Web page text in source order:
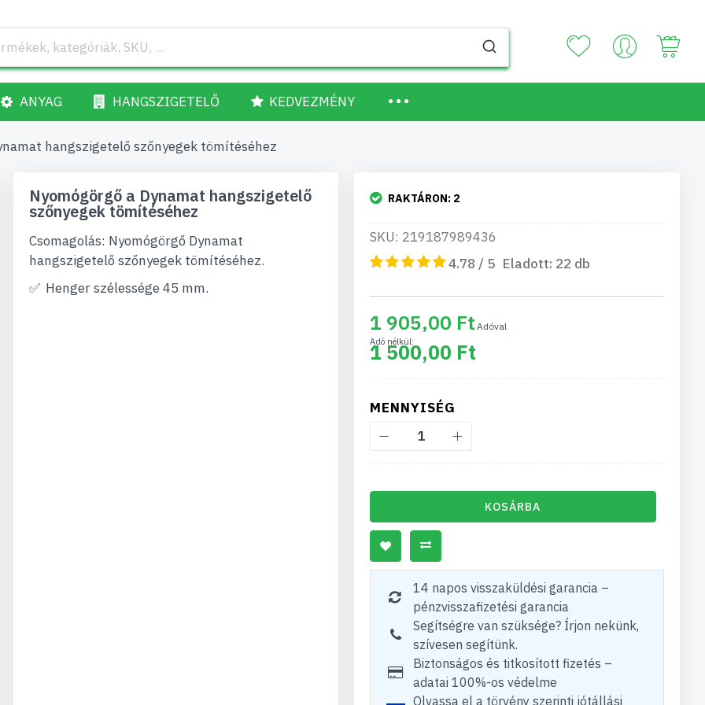
ANYAG HANGSZIGETELŐ KEDVEZMÉNY
hangszigetelő szőnyegek tömítéséhez
Nyomógörgő a Dynamat hangszigetelő
szőnyegek tömítéséhez
Csomagolás: Nyomógörgő Dynamat
hangszigetelő szőnyegek tömítéséhez.
Henger szélessége 45 mm.
RAKTÁRON: 2
SKU: 219187989436
4.78 / 5 Eladott: 22 db
1 905,00 Ft
1 500,00 Ft
MENNYISÉG
KOSÁRBA
14 napos visszaküldési garancia –
pénzvisszafizetési garancia
Segítségre van szüksége? Írjon nekünk,
szívesen segítünk.
Biztonságos és titkosított fizetés –
adatai 100%-os védelme
Olvassa el a törvény szerinti jótállási